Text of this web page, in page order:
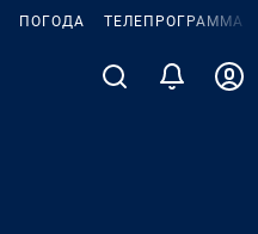
ПОГОДА ТЕЛЕПРОГРАММА